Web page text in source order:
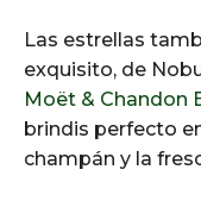
Las estrellas
exquisito, de
Moët & Chandon
brindis perfecto
champán y la